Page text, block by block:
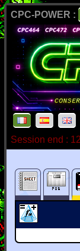
CPC-POWER :
Session end :